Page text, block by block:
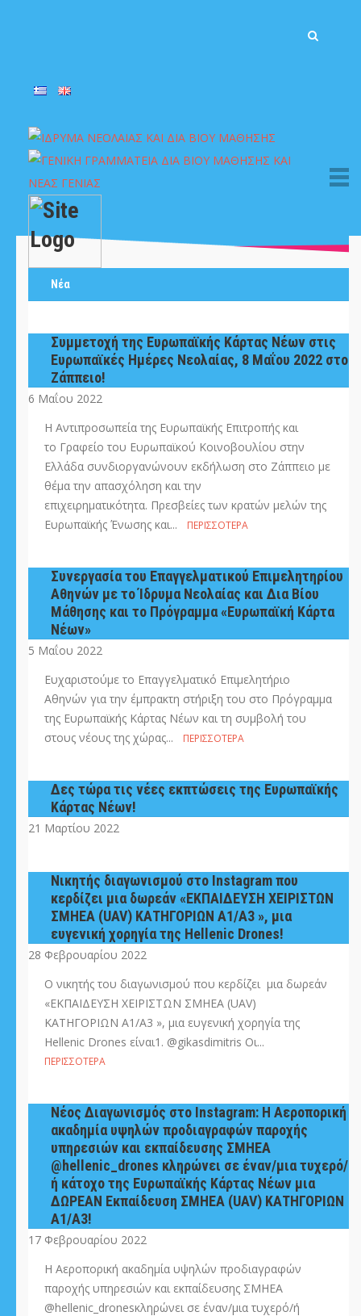
Νέα
Συμμετοχή της Ευρωπαϊκής Κάρτας Νέων στις
Ευρωπαϊκές Ημέρες Νεολαίας, 8 Μαΐου 2022 στο
Ζάππειο!
6 Μαΐου 2022
Η Αντιπροσωπεία της Ευρωπαϊκής Επιτροπής και
το Γραφείο του Ευρωπαϊκού Κοινοβουλίου στην
Ελλάδα συνδιοργανώνουν εκδήλωση στο Ζάππειο με
θέμα την απασχόληση και την
επιχειρηματικότητα. Πρεσβείες των κρατών μελών της
Ευρωπαϊκής Ένωσης και...
ΠΕΡΙΣΣΌΤΕΡΑ
Συνεργασία του Επαγγελματικού Επιμελητηρίου
Αθηνών με το Ίδρυμα Νεολαίας και Δια Βίου
Μάθησης και το Πρόγραμμα «Ευρωπαϊκή Κάρτα
Νέων»
5 Μαΐου 2022
Ευχαριστούμε το Επαγγελματικό Επιμελητήριο
Αθηνών για την έμπρακτη στήριξη του στο Πρόγραμμα
της Ευρωπαϊκής Κάρτας Νέων και τη συμβολή του
στους νέους της χώρας...
ΠΕΡΙΣΣΌΤΕΡΑ
Δες τώρα τις νέες εκπτώσεις της Ευρωπαϊκής
Κάρτας Νέων!
21 Μαρτίου 2022
Nικητής διαγωνισμού στο Instagram που
κερδίζει μια δωρεάν «ΕΚΠΑΙΔΕΥΣΗ ΧΕΙΡΙΣΤΩΝ
ΣΜΗΕΑ (UAV) ΚΑΤΗΓΟΡΙΩΝ Α1/Α3 », μια
ευγενική χορηγία της Ηellenic Drones!
28 Φεβρουαρίου 2022
O νικητής του διαγωνισμού που κερδίζει μια δωρεάν
«ΕΚΠΑΙΔΕΥΣΗ ΧΕΙΡΙΣΤΩΝ ΣΜΗΕΑ (UAV)
ΚΑΤΗΓΟΡΙΩΝ Α1/Α3 », μια ευγενική χορηγία της
Ηellenic Drones είναι1. @gikasdimitris Οι...
ΠΕΡΙΣΣΌΤΕΡΑ
Νέος Διαγωνισμός στο Instagram: H Αεροπορική
ακαδημία υψηλών προδιαγραφών παροχής
υπηρεσιών και εκπαίδευσης ΣΜΗΕΑ
@hellenic_drones κληρώνει σε έναν/μια τυχερό/
ή κάτοχο της Ευρωπαϊκής Κάρτας Νέων μια
ΔΩΡΕΑΝ Εκπαίδευση ΣΜΗΕΑ (UAV) ΚΑΤΗΓΟΡΙΩΝ
Α1/Α3!
17 Φεβρουαρίου 2022
H Αεροπορική ακαδημία υψηλών προδιαγραφών
παροχής υπηρεσιών και εκπαίδευσης ΣΜΗΕΑ
@hellenic_dronesκληρώνει σε έναν/μια τυχερό/ή